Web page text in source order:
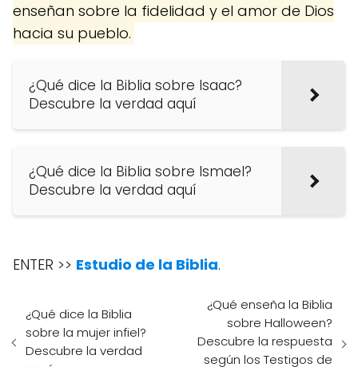
enseñan sobre la fidelidad y el amor de Dios
hacia su pueblo.
¿Qué dice la Biblia sobre Isaac?
Descubre la verdad aquí
¿Qué dice la Biblia sobre Ismael?
Descubre la verdad aquí
ENTER >> Estudio de la Biblia.
¿Qué dice la Biblia
sobre la mujer infiel?
Descubre la verdad
¿Qué enseña la Biblia
sobre Halloween?
Descubre la respuesta
según los Testigos de